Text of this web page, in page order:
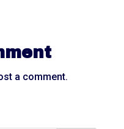
a comment.